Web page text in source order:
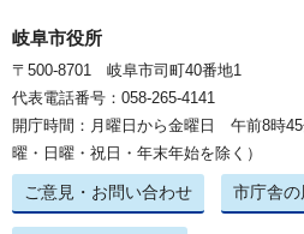
岐阜市役所
〒500-8701 岐阜市司町40番地1
代表電話番号：058-265-4141
開庁時間：月曜日から金曜日 午前8時
曜・日曜・祝日・年末年始を除く）
ご意見・お問い合わせ 市庁舎の